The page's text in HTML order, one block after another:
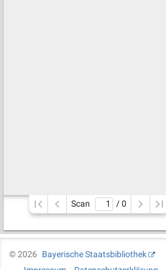
Scan / 0
©2026
Bayerische Staatsbibliothek